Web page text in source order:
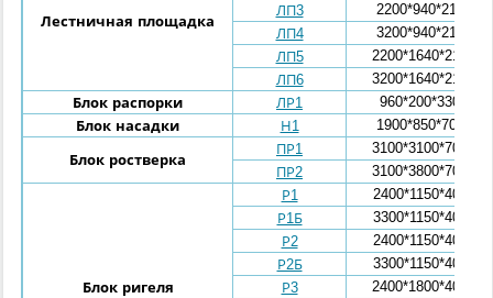
Лестничная площадка
ЛП3
2200*940*210
ЛП4
3200*940*210
ЛП5
2200*1640*210
ЛП6
3200*1640*210
Блок распорки
ЛР1
960*200*330
Блок насадки
Н1 1900*850*700
Блок ростверка
ПР1
3100*3100*700
ПР2
3100*3800*700
Блок ригеля
Р1
2400*1150*400
Р1Б
3300*1150*400
Р2
2400*1150*400
Р2Б
3300*1150*400
Р3
2400*1800*400